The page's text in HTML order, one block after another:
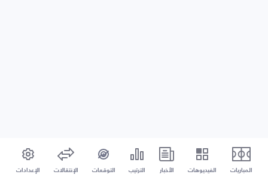
المباريات الفيديوهات الأخبار الترتيب التوقعات الإنتقالات الإعدادات